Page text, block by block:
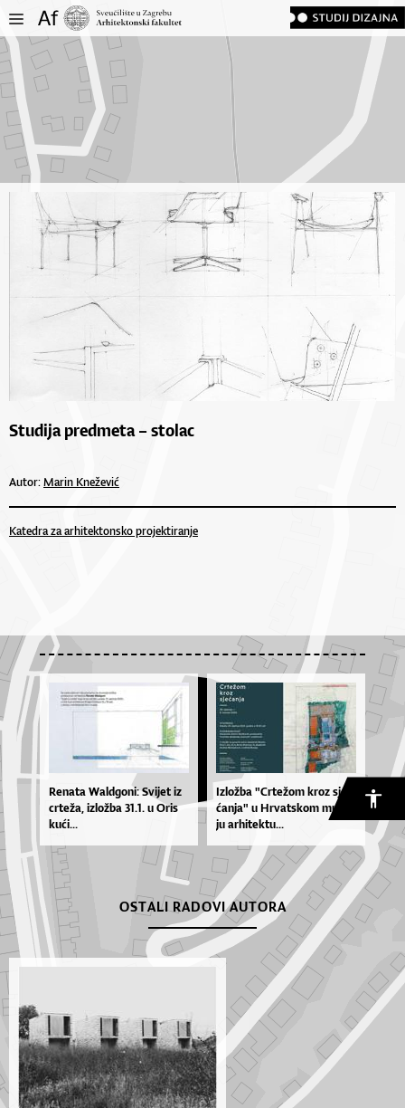
Studija predmeta – stolac
Autor:Marin Knežević
Katedra za arhitektonsko projektiranje
Re­na­ta Wal­dgo­ni: Svi­jet iz
cr­te­ža, izlož­ba 31.1. u Oris
ku­ći...
Izlož­ba "Crte­žom kroz sje­
ćan­ja" u Hr­vat­skom mu­ze­
ju ar­hi­tek­tu...
OSTALI RADOVI AUTORA